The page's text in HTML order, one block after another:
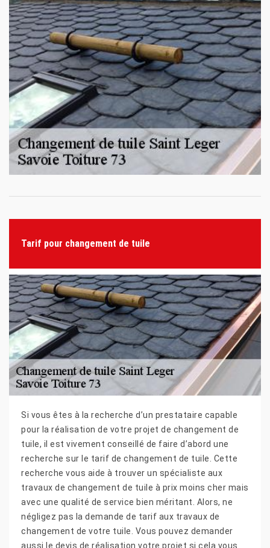
Tarif pour changement de tuile
Si vous êtes à la recherche d’un prestataire capable
pour la réalisation de votre projet de changement de
tuile, il est vivement conseillé de faire d’abord une
recherche sur le tarif de changement de tuile. Cette
recherche vous aide à trouver un spécialiste aux
travaux de changement de tuile à prix moins cher mais
avec une qualité de service bien méritant. Alors, ne
négligez pas la demande de tarif aux travaux de
changement de votre tuile. Vous pouvez demander
aussi le devis de réalisation votre projet si cela vous